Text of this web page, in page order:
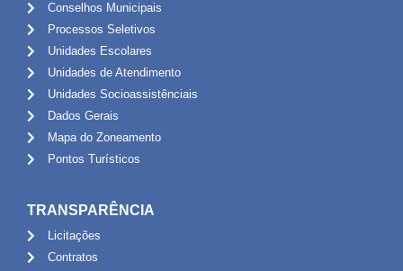
Conselhos Municipais
Processos Seletivos
Unidades Escolares
Unidades de Atendimento
Unidades Socioassistênciais
Dados Gerais
Mapa do Zoneamento
Pontos Turísticos
TRANSPARÊNCIA
Licitações
Contratos